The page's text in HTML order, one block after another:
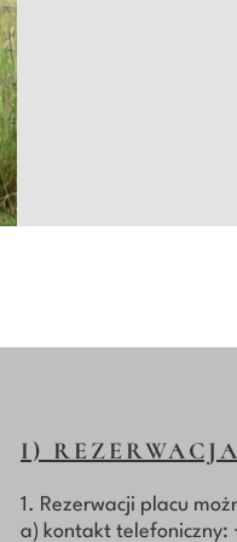
I)
1. Rezerwacji placu
a) kontakt